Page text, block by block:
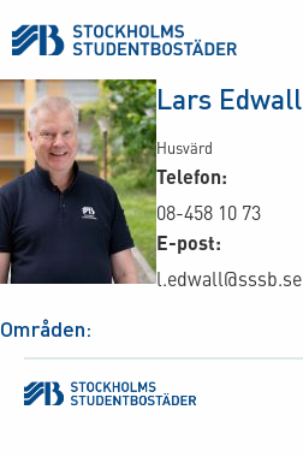
Lars Edwall
Husvärd
Telefon:
08-458 10 73
E-post:
l.edwall@sssb.se
Områden: